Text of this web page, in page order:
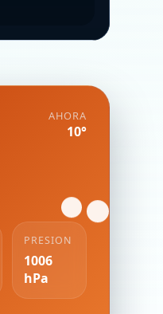
AHORA
10°
PRESION
1006
hPa